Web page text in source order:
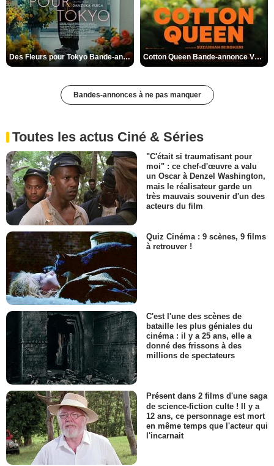
Des Fleurs pour Tokyo Bande-annonce VO STFR Cotton Queen Bande-annonce VO STFR
Bandes-annonces à ne pas manquer
Toutes les actus Ciné & Séries
"C'était si traumatisant pour
moi" : ce chef-d'œuvre a valu
un Oscar à Denzel Washington,
mais le réalisateur garde un
très mauvais souvenir d'un des
acteurs du film
Quiz Cinéma : 9 scènes, 9 films
à retrouver !
C'est l'une des scènes de
bataille les plus géniales du
cinéma : il y a 25 ans, elle a
donné des frissons à des
millions de spectateurs
Présent dans 2 films d'une saga
de science-fiction culte ! Il y a
12 ans, ce personnage est mort
en même temps que l'acteur qui
l'incarnait